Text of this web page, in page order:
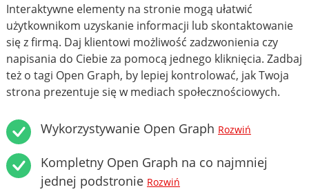
Interaktywne elementy na stronie mogą ułatwić
użytkownikom uzyskanie informacji lub skontaktowanie
się z firmą. Daj klientowi możliwość zadzwonienia czy
napisania do Ciebie za pomocą jednego kliknięcia. Zadbaj
też o tagi Open Graph, by lepiej kontrolować, jak Twoja
strona prezentuje się w mediach społecznościowych.
Wykorzystywanie Open Graph Rozwiń
Kompletny Open Graph na co najmniej
jednej podstronie Rozwiń